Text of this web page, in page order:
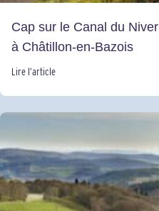
Cap sur le Canal du
à Châtillon-en-Bazois
Lire l’article